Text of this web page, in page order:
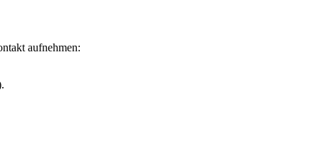
aufnehmen: